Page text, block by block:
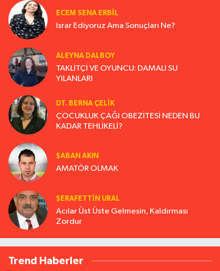
ECEM SENA ERBIL
Israr Ediyoruz Ama Sonuçları Ne?
ALEYNA DALBOY
TAKLİTÇİ VE OYUNCU: DAMALI SU
YILANLARI
DT. BERNA ÇELIK
ÇOCUKLUK ÇAĞI OBEZİTESİ NEDEN BU
KADAR TEHLİKELİ?
ŞABAN AKIN
AMATÖR OLMAK
ŞERAFETTIN URAL
Acılar Üst Üste Gelmesin, Kaldırması
Zordur
Trend Haberler